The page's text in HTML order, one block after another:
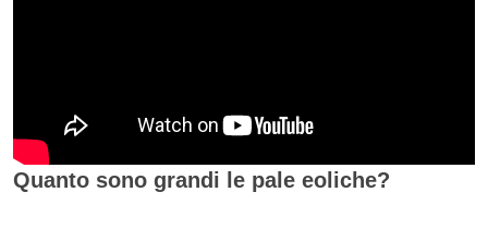
Quanto sono grandi le pale eoliche?